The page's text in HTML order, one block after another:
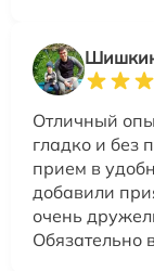
Отличный
гладко и без
прием в
добавили
очень
Обязательно